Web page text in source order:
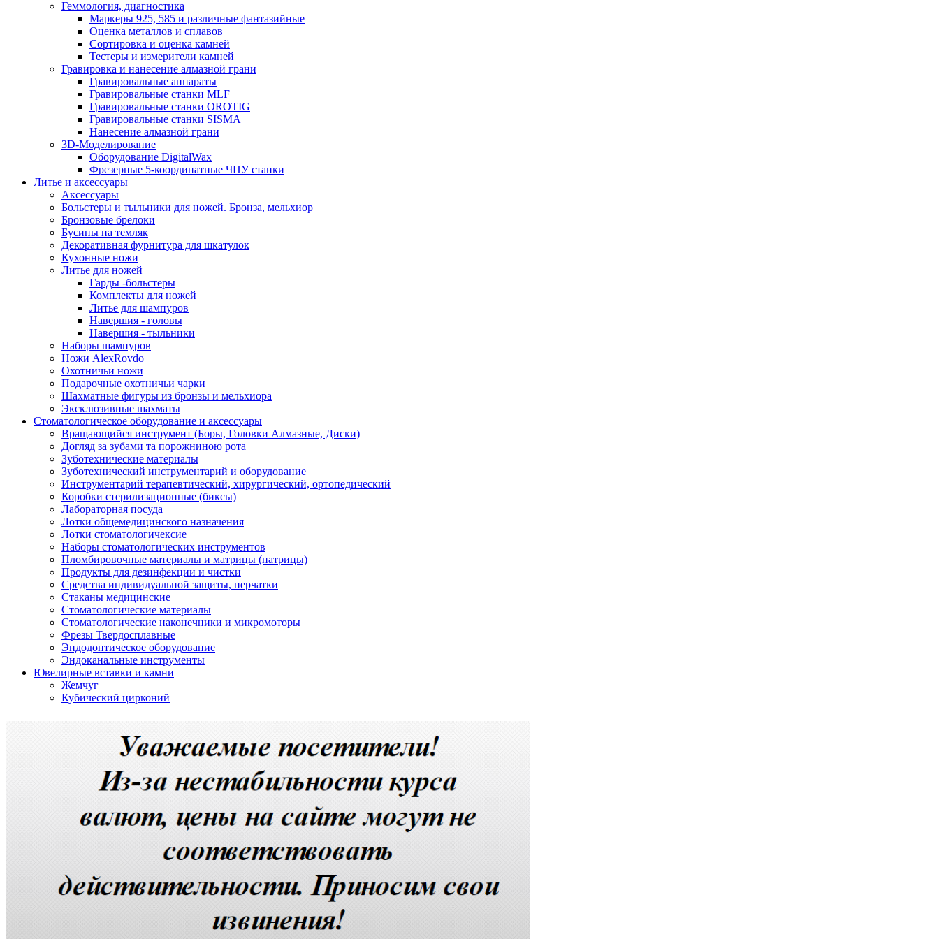
Геммология, диагностика
Маркеры 925, 585 и различные фантазийные
Оценка металлов и сплавов
Сортировка и оценка камней
Тестеры и измерители камней
Гравировка и нанесение алмазной грани
Гравировальные аппараты
Гравировальные станки MLF
Гравировальные станки OROTIG
Гравировальные станки SISMA
Нанесение алмазной грани
3D-Моделирование
Оборудование DigitalWax
Фрезерные 5-координатные ЧПУ станки
Литье и аксессуары
Аксессуары
Больстеры и тыльники для ножей. Бронза, мельхиор
Бронзовые брелоки
Бусины на темляк
Декоративная фурнитура для шкатулок
Кухонные ножи
Литье для ножей
Гарды -больстеры
Комплекты для ножей
Литье для шампуров
Навершия - головы
Навершия - тыльники
Наборы шампуров
Ножи AlexRovdo
Охотничьи ножи
Подарочные охотничьи чарки
Шахматные фигуры из бронзы и мельхиора
Эксклюзивные шахматы
Стоматологическое оборудование и аксессуары
Вращающийся инструмент (Боры, Головки Алмазные, Диски)
Догляд за зубами та порожниною рота
Зуботехнические материалы
Зуботехнический инструментарий и оборудование
Инструментарий терапевтический, хирургический, ортопедический
Коробки стерилизационные (биксы)
Лабораторная посуда
Лотки общемедицинского назначения
Лотки стоматологичексие
Наборы стоматологических инструментов
Пломбировочные материалы и матрицы (патрицы)
Продукты для дезинфекции и чистки
Средства индивидуальной защиты, перчатки
Стаканы медицинские
Стоматологические материалы
Стоматологические наконечники и микромоторы
Фрезы Твердосплавные
Эндодонтическое оборудование
Эндоканальные инструменты
Ювелирные вставки и камни
Жемчуг
Кубический цирконий